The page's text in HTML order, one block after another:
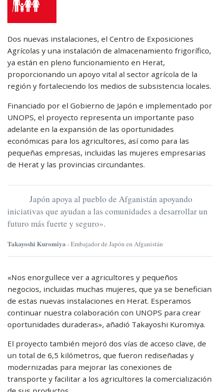
Dos nuevas instalaciones, el Centro de Exposiciones
Agrícolas y una instalación de almacenamiento frigorífico,
ya están en pleno funcionamiento en Herat,
proporcionando un apoyo vital al sector agrícola de la
región y fortaleciendo los medios de subsistencia locales.
Financiado por el Gobierno de Japón e implementado por
UNOPS, el proyecto representa un importante paso
adelante en la expansión de las oportunidades
económicas para los agricultores, así como para las
pequeñas empresas, incluidas las mujeres empresarias
de Herat y las provincias circundantes.
Japón apoya al pueblo de Afganistán apoyando
iniciativas que ayudan a las comunidades a desarrollar un
futuro más fuerte y seguro».
Takayoshi Kuromiya - Embajador de Japón en Afganistán
«Nos enorgullece ver a agricultores y pequeños
negocios, incluidas muchas mujeres, que ya se benefician
de estas nuevas instalaciones en Herat. Esperamos
continuar nuestra colaboración con UNOPS para crear
oportunidades duraderas», añadió Takayoshi Kuromiya.
El proyecto también mejoró dos vías de acceso clave, de
un total de 6,5 kilómetros, que fueron rediseñadas y
modernizadas para mejorar las conexiones de
transporte y facilitar a los agricultores la comercialización